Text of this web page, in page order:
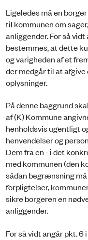
Ligeledes må en
til kommunen om
anliggender. For så
bestemmes, at dette
og varigheden af et
der medgår til at
oplysninger.
På denne baggrund
af (K) Kommune
henholdsvis ugentligt
henvendelser og
Dem fra en - i det
med kommunen (den
sådan begrænsning
forpligtelser,
sikre borgeren en
anliggender.
For så vidt angår pkt. 6